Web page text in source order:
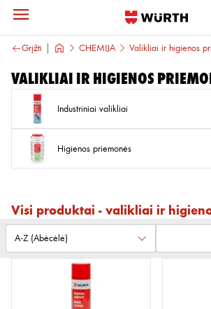
Grįžti CHEMIJA Valikliai ir higienos
Valikliai ir higienos
Industriniai valikliai
Higienos priemonės
Visi produktai - valikliai ir